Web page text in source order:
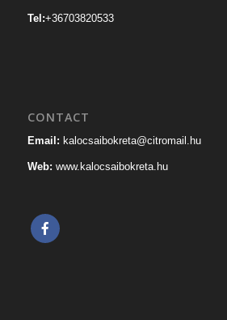
Tel:+36703820533
CONTACT
Email: kalocsaibokreta@citromail.hu
Web: www.kalocsaibokreta.hu